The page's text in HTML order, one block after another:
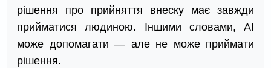
рішення про прийняття внеску має завжди
прийматися людиною. Іншими словами, AI
може допомагати — але не може приймати
рішення.